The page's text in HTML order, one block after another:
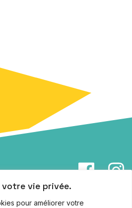
vie privée.
pour améliorer votre